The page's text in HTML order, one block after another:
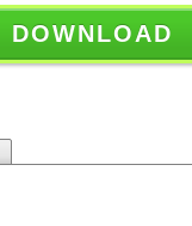
DOWNLOAD